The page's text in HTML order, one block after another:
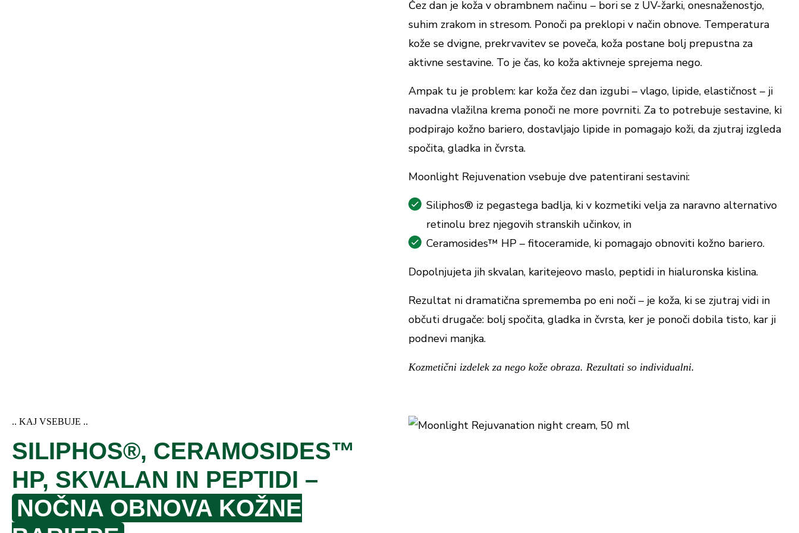
Čez dan je koža v obrambnem načinu – bori se z UV-žarki, onesnaženostjo,
suhim zrakom in stresom. Ponoči pa preklopi v način obnove. Temperatura
kože se dvigne, prekrvavitev se poveča, koža postane bolj prepustna za
aktivne sestavine. To je čas, ko koža aktivneje sprejema nego.
Ampak tu je problem: kar koža čez dan izgubi – vlago, lipide, elastičnost – ji
navadna vlažilna krema ponoči ne more povrniti. Za to potrebuje sestavine, ki
podpirajo kožno bariero, dostavljajo lipide in pomagajo koži, da zjutraj izgleda
spočita, gladka in čvrsta.
Moonlight Rejuvenation vsebuje dve patentirani sestavini:
Siliphos® iz pegastega badlja, ki v kozmetiki velja za naravno alternativo
retinolu brez njegovih stranskih učinkov, in
Ceramosides™ HP – fitoceramide, ki pomagajo obnoviti kožno bariero.
Dopolnjujeta jih skvalan, karitejeovo maslo, peptidi in hialuronska kislina.
Rezultat ni dramatična sprememba po eni noči – je koža, ki se zjutraj vidi in
občuti drugače: bolj spočita, gladka in čvrsta, ker je ponoči dobila tisto, kar ji
podnevi manjka.
Kozmetični izdelek za nego kože obraza. Rezultati so individualni.
.. KAJ VSEBUJE ..
SILIPHOS®, CERAMOSIDES™
HP, SKVALAN IN PEPTIDI –
NOČNA OBNOVA KOŽNE